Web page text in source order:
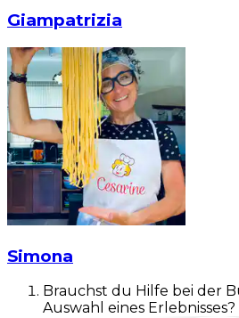
Giampatrizia
Simona
Brauchst du Hilfe bei der
Auswahl eines